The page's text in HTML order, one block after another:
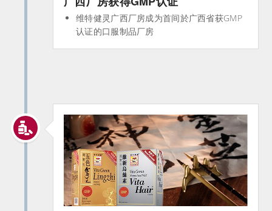
维特健灵广西厂房成为首间於广西省获GMP
认证的口服制品厂房